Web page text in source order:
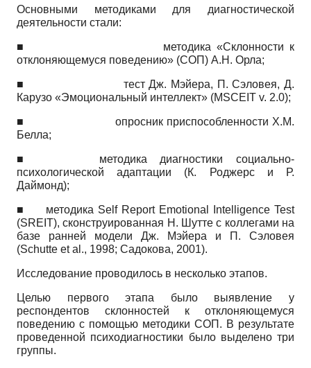
Основными методиками для диагностической
деятельности стали:
■ методика «Склонности к
отклоняющемуся поведению» (СОП) А.Н. Орла;
■ тест Дж. Мэйера, П. Сэловея, Д.
Карузо «Эмоциональный интеллект» (MSCEIT v. 2.0);
■ опросник приспособленности Х.М.
Белла;
■ методика диагностики социально-
психологической адаптации (К. Роджерс и Р.
Даймонд);
■ методика Self Report Emotional Intelligence Test
(SREIT),сконструированная Н. Шутте с коллегами на
базе ранней модели Дж. Мэйера и П. Сэловея
(Schutte et al., 1998; Садокова, 2001).
Исследование проводилось в несколько этапов.
Целью первого этапа было выявление у
респондентов склонностей к отклоняющемуся
поведению с помощью методики СОП. В результате
проведенной психодиагностики было выделено три
группы.